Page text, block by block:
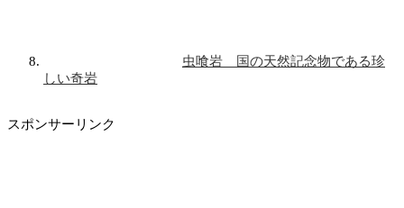
虫喰岩 国の天然記念物である珍
しい奇岩
スポンサーリンク